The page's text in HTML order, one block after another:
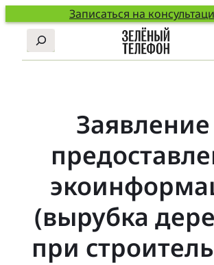
Записаться на
Поиск
(вырубка
при